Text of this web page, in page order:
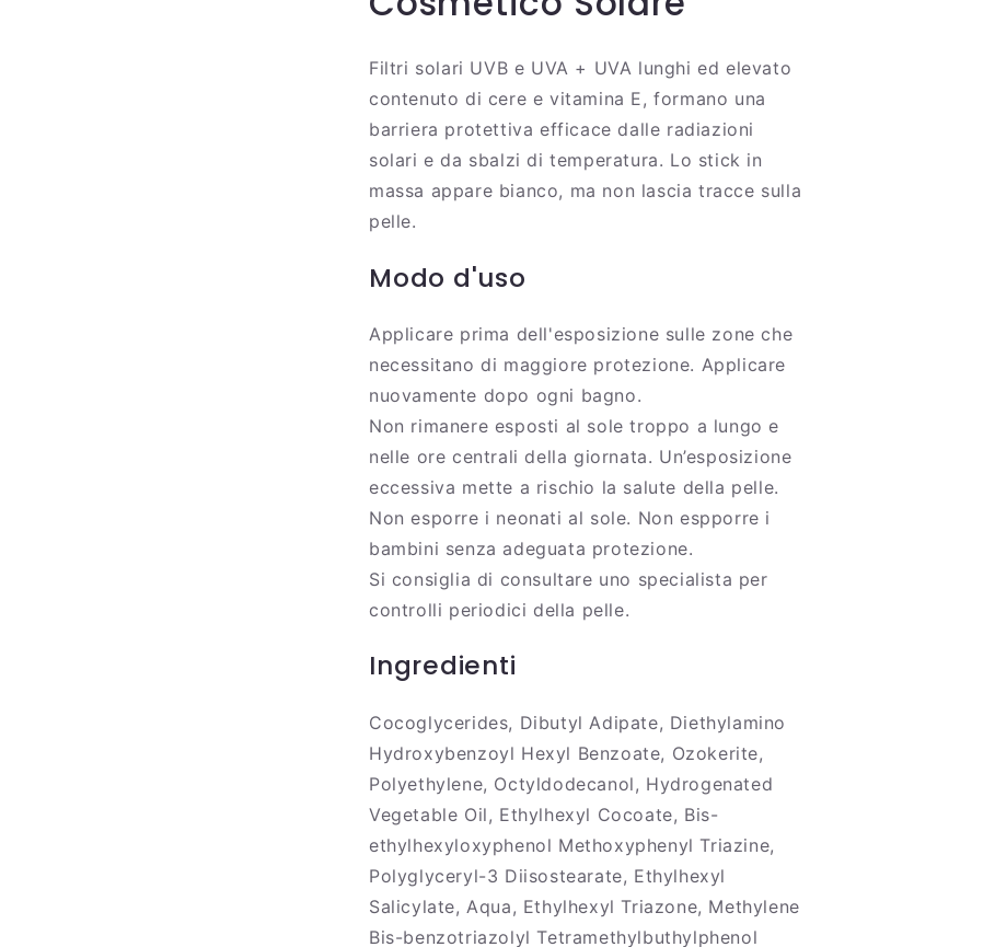
Filtri solari UVB e UVA + UVA lunghi ed elevato
contenuto di cere e vitamina E, formano una
barriera protettiva efficace dalle radiazioni
solari e da sbalzi di temperatura. Lo stick in
massa appare bianco, ma non lascia tracce sulla
pelle.
Modo d'uso
Applicare prima dell'esposizione sulle zone che
necessitano di maggiore protezione. Applicare
nuovamente dopo ogni bagno.
Non rimanere esposti al sole troppo a lungo e
nelle ore centrali della giornata. Un’esposizione
eccessiva mette a rischio la salute della pelle.
Non esporre i neonati al sole. Non espporre i
bambini senza adeguata protezione.
Si consiglia di consultare uno specialista per
controlli periodici della pelle.
Ingredienti
Cocoglycerides, Dibutyl Adipate, Diethylamino
Hydroxybenzoyl Hexyl Benzoate, Ozokerite,
Polyethylene, Octyldodecanol, Hydrogenated
Vegetable Oil, Ethylhexyl Cocoate, Bis-
ethylhexyloxyphenol Methoxyphenyl Triazine,
Polyglyceryl-3 Diisostearate, Ethylhexyl
Salicylate, Aqua, Ethylhexyl Triazone, Methylene
Bis-benzotriazolyl Tetramethylbuthylphenol